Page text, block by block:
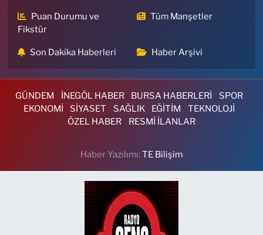
Puan Durumu ve
Fikstür
Tüm Manşetler
Son Dakika Haberleri Haber Arşivi
GÜNDEM İNEGÖL HABER BURSA HABERLERİ
SPOR
EKONOMİ
SİYASET SAĞLIK EĞİTİM
TEKNOLOJİ
ÖZEL HABER
RESMİ İLANLAR
Haber Yazılımı:TE Bilişim